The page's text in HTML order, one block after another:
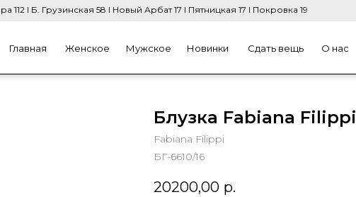
Главная Женское Мужское Новинки Сдать вещь О нас
112 I Б. Грузинская 58 I Новый Арбат 17 I Пятницкая 17 I Покровка 19
Блузка Fabiana Filippi
Fabiana Filippi
БГ-6610/16
20200,00 р.